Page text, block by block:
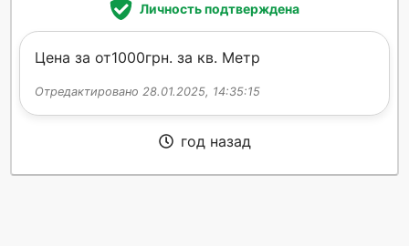
Личность подтверждена
Цена за от1000грн. за кв. Метр
Отредактировано 28.01.2025, 14:35:15
год назад